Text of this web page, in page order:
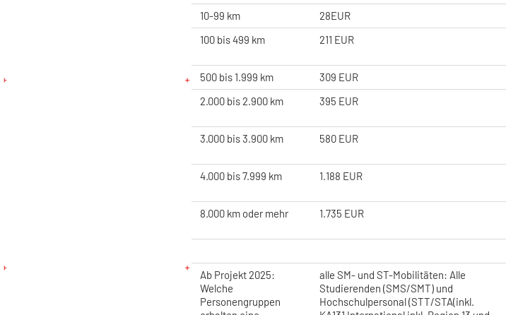
10-99 km
28EUR
100 bis 499 km
211 EUR
500 bis 1.999 km
309 EUR
2.000 bis 2.900 km
395 EUR
3.000 bis 3.900 km
580 EUR
4.000 bis 7.999 km
1.188 EUR
8.000 km oder mehr
1.735 EUR
Ab Projekt 2025:
Welche
Personengruppen
alle SM- und ST-Mobilitäten: Alle
Studierenden (SMS/SMT) und
Hochschulpersonal (STT/STA(inkl.